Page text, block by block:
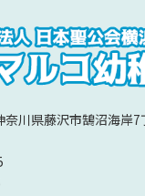
川県藤沢市鵠沼海岸7